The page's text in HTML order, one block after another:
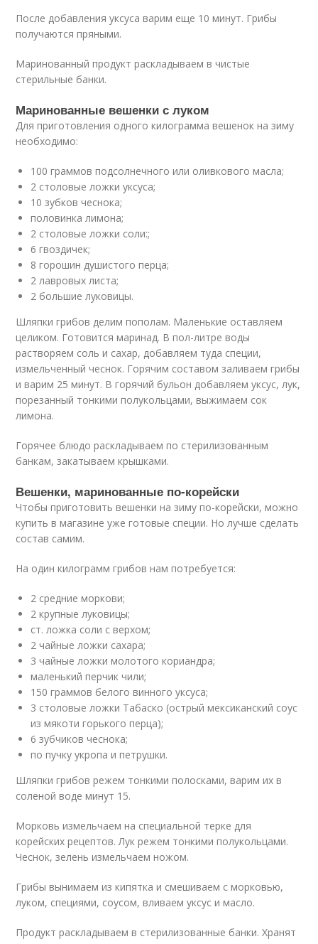
После добавления уксуса варим еще 10 минут. Грибы
получаются пряными.
Маринованный продукт раскладываем в чистые
стерильные банки.
Маринованные вешенки с луком
Для приготовления одного килограмма вешенок на зиму
необходимо:
100 граммов подсолнечного или оливкового масла;
2 столовые ложки уксуса;
10 зубков чеснока;
половинка лимона;
2 столовые ложки соли:;
6 гвоздичек;
8 горошин душистого перца;
2 лавровых листа;
2 большие луковицы.
Шляпки грибов делим пополам. Маленькие оставляем
целиком. Готовится маринад. В пол-литре воды
растворяем соль и сахар, добавляем туда специи,
измельченный чеснок. Горячим составом заливаем грибы
и варим 25 минут. В горячий бульон добавляем уксус, лук,
порезанный тонкими полукольцами, выжимаем сок
лимона.
Горячее блюдо раскладываем по стерилизованным
банкам, закатываем крышками.
Вешенки, маринованные по-корейски
Чтобы приготовить вешенки на зиму по-корейски, можно
купить в магазине уже готовые специи. Но лучше сделать
состав самим.
На один килограмм грибов нам потребуется:
2 средние моркови;
2 крупные луковицы;
ст. ложка соли с верхом;
2 чайные ложки сахара;
3 чайные ложки молотого кориандра;
маленький перчик чили;
150 граммов белого винного уксуса;
3 столовые ложки Табаско (острый мексиканский соус
из мякоти горького перца);
6 зубчиков чеснока;
по пучку укропа и петрушки.
Шляпки грибов режем тонкими полосками, варим их в
соленой воде минут 15.
Морковь измельчаем на специальной терке для
корейских рецептов. Лук режем тонкими полукольцами.
Чеснок, зелень измельчаем ножом.
Грибы вынимаем из кипятка и смешиваем с морковью,
луком, специями, соусом, вливаем уксус и масло.
Продукт раскладываем в стерилизованные банки. Хранят